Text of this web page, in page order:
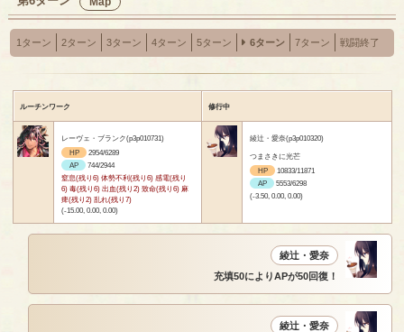
1ターン 2ターン 3ターン 4ターン 5ターン 6ターン 7ターン 戦闘終了
ルーチンワーク 修行中
レーヴェ・ブランク(p3p010731)
HP
2954/6289
AP
744/2944
窒息(残り6) 体勢不利(残り6) 感電(残り
6) 毒(残り6) 出血(残り2) 致命(残り6) 麻
痺(残り2) 乱れ(残り7)
(-15.00, 0.00, 0.00)
綾辻・愛奈(p3p010320)
つまさきに光芒
HP
10833/11871
AP
5553/6298
(-3.50, 0.00, 0.00)
綾辻・愛奈
充填50によりAPが50回復！
綾辻・愛奈